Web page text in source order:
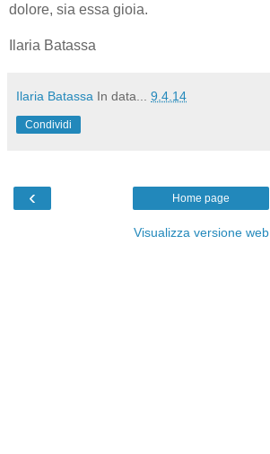
dolore, sia essa gioia.
Ilaria Batassa
Ilaria Batassa In data... 9.4.14
Condividi
‹ Home page
Visualizza versione web